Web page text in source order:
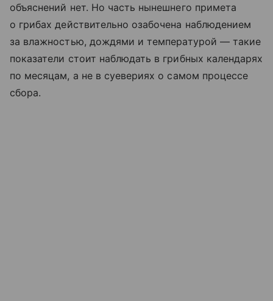
объяснений нет. Но часть нынешнего примета
о грибах действительно озабочена наблюдением
за влажностью, дождями и температурой — такие
показатели стоит наблюдать в грибных календарях
по месяцам, а не в суевериях о самом процессе
сбора.